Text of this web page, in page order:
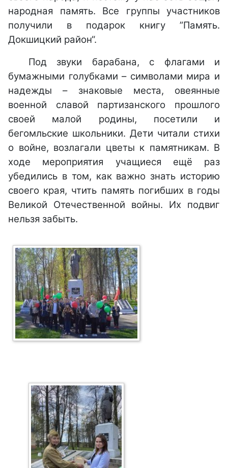
народная память. Все группы участников
получили в подарок книгу ”Память.
Докшицкий район“.
Под звуки барабана, с флагами и
бумажными голубками – символами мира и
надежды – знаковые места, овеянные
военной славой партизанского прошлого
своей малой родины, посетили и
бегомльские школьники. Дети читали стихи
о войне, возлагали цветы к памятникам. В
ходе мероприятия учащиеся ещё раз
убедились в том, как важно знать историю
своего края, чтить память погибших в годы
Великой Отечественной войны. Их подвиг
нельзя забыть.